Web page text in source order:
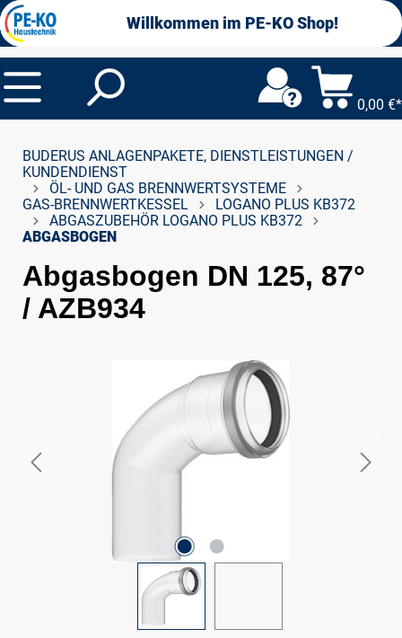
springen Willkommen im PE-KO Shop!
0,00 €*
BUDERUS ANLAGENPAKETE, DIENSTLEISTUNGEN /
KUNDENDIENST
ÖL- UND GAS BRENNWERTSYSTEME
GAS-BRENNWERTKESSEL
LOGANO PLUS KB372
ABGASZUBEHÖR LOGANO PLUS KB372
ABGASBOGEN
Abgasbogen DN 125, 87°
/ AZB934